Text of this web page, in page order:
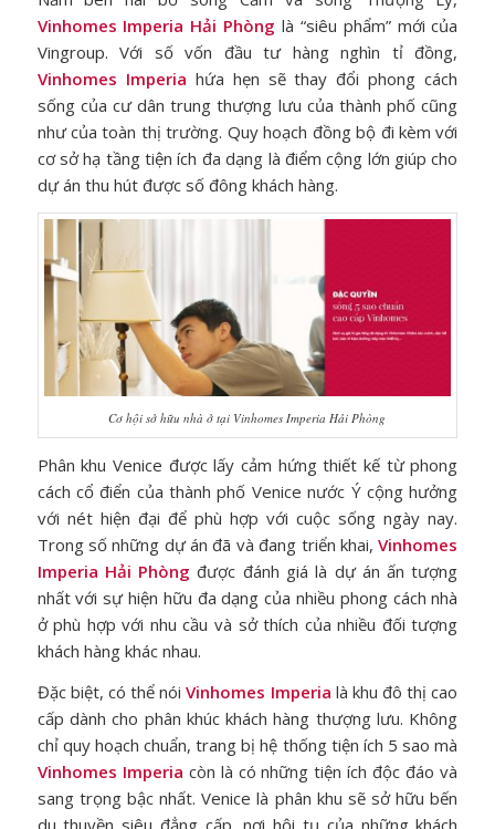
Vinhomes Imperia Hải Phòng là “siêu phẩm” mới của
Vingroup. Với số vốn đầu tư hàng nghìn tỉ đồng,
Vinhomes Imperia hứa hẹn sẽ thay đổi phong cách
sống của cư dân trung thượng lưu của thành phố cũng
như của toàn thị trường. Quy hoạch đồng bộ đi kèm với
cơ sở hạ tầng tiện ích đa dạng là điểm cộng lớn giúp cho
dự án thu hút được số đông khách hàng.
Cơ hội sở hữu nhà ở tại Vinhomes Imperia Hải Phòng
Phân khu Venice được lấy cảm hứng thiết kế từ phong
cách cổ điển của thành phố Venice nước Ý cộng hưởng
với nét hiện đại để phù hợp với cuộc sống ngày nay.
Trong số những dự án đã và đang triển khai,Vinhomes
Imperia Hải Phòng được đánh giá là dự án ấn tượng
nhất với sự hiện hữu đa dạng của nhiều phong cách nhà
ở phù hợp với nhu cầu và sở thích của nhiều đối tượng
khách hàng khác nhau.
Đặc biệt, có thể nóiVinhomes Imperia là khu đô thị cao
cấp dành cho phân khúc khách hàng thượng lưu. Không
chỉ quy hoạch chuẩn, trang bị hệ thống tiện ích 5 sao mà
Vinhomes Imperia còn là có những tiện ích độc đáo và
sang trọng bậc nhất. Venice là phân khu sẽ sở hữu bến